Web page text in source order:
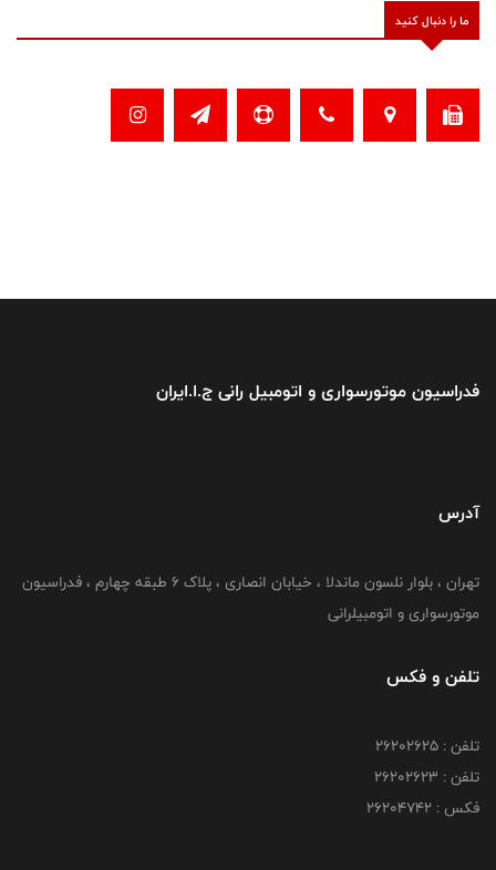
ما را دنبال کنید
فدراسیون موتورسواری و اتومبیل رانی ج.ا.ایران
آدرس
تهران ، بلوار نلسون ماندلا ، خیابان انصاری ، پلاک ۶ طبقه چهارم ، فدراسیون
موتورسواری و اتومبیلرانی
تلفن و فکس
تلفن : ۲۶۲۰۲۶۲۵
تلفن : ۲۶۲۰۲۶۲۳
فکس : ۲۶۲۰۴۷۴۲